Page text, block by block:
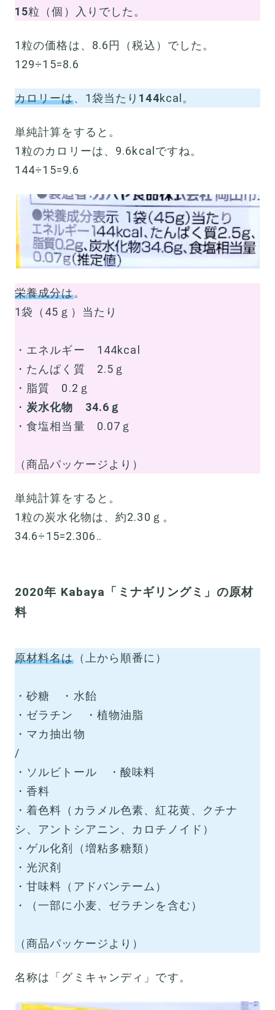
15粒（個）入りでした。
1粒の価格は、8.6円（税込）でした。
129÷15=8.6
カロリーは、1袋当たり 144kcal。
単純計算をすると。
1粒のカロリーは、9.6kcalですね。
144÷15=9.6
栄養成分は。
1袋（45ｇ）当たり
・エネルギー 144kcal
・たんぱく質 2.5ｇ
・脂質 0.2ｇ
・炭水化物 34.6ｇ
・食塩相当量 0.07ｇ
（商品パッケージより）
単純計算をすると。
1粒の炭水化物は、約2.30ｇ。
34.6÷15=2.306‥
2020年 Kabaya「ミナギリングミ」の原材
料
原材料名は（上から順番に）
・砂糖 ・水飴
・ゼラチン ・植物油脂
・マカ抽出物
/
・ソルビトール ・酸味料
・香料
・着色料（カラメル色素、紅花黄、クチナ
シ、アントシアニン、カロチノイド）
・ゲル化剤（増粘多糖類）
・光沢剤
・甘味料（アドバンテーム）
・（一部に小麦、ゼラチンを含む）
（商品パッケージより）
名称は「グミキャンディ」です。